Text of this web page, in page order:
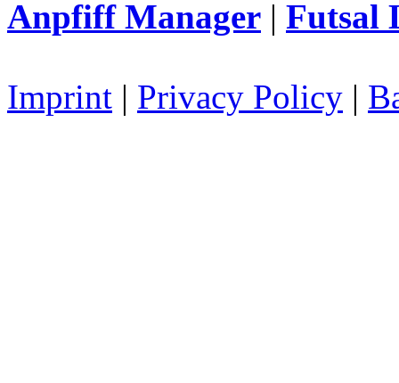
Anpfiff Manager | Futsal
Imprint | Privacy Policy |